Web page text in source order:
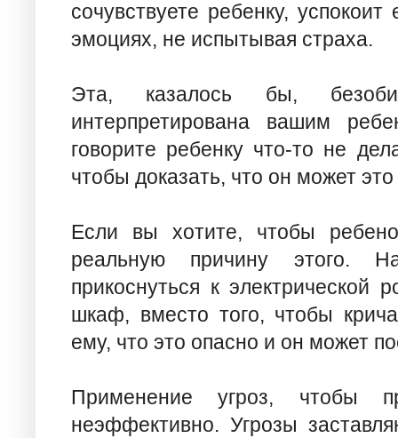
сочувствуете ребенку,
эмоциях, не испытывая страха.
Эта, казалось бы,
интерпретирована вашим
говорите ребенку что-то не
чтобы доказать, что он может
Если вы хотите, чтобы
реальную причину этого.
прикоснуться к электрической
шкаф, вместо того, чтобы
ему, что это опасно и он может
Применение угроз, чтобы
неэффективно. Угрозы